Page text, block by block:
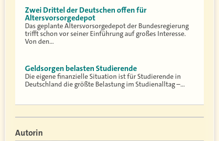
Zwei Drittel der Deutschen offen für
Altersvorsorgedepot
Das geplante Altersvorsorgedepot der Bundesregierung
trifft schon vor seiner Einführung auf großes Interesse.
Von den…
Geldsorgen belasten Studierende
Die eigene finanzielle Situation ist für Studierende in
Deutschland die größte Belastung im Studienalltag –…
Autorin